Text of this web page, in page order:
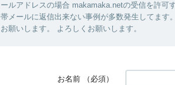
ールアドレスの場合 makamaka.netの受信を許可
帯メールに返信出来ない事例が多数発生してま
お願いします。 よろしくお願いします。
お名前 （必須）